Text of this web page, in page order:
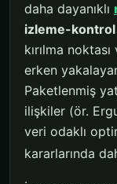
daha dayanıklı
izleme-
kırılma
erken
Paketlenmiş
ilişkiler (ör.
veri odaklı
kararlarında